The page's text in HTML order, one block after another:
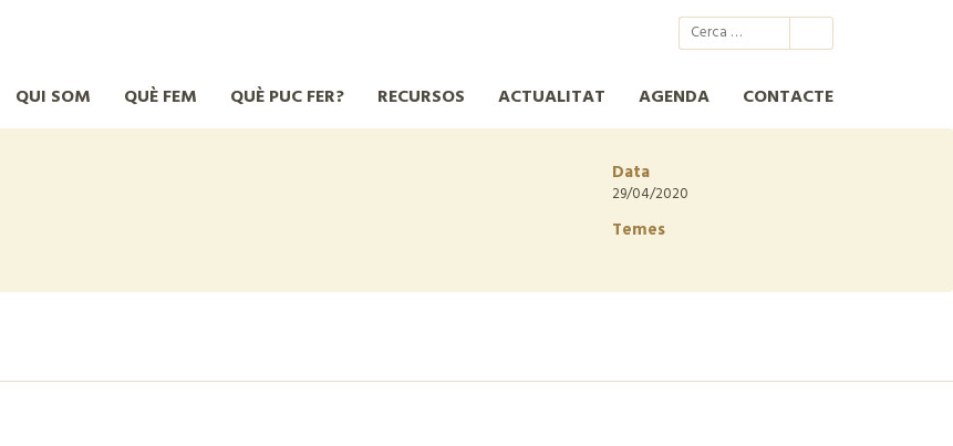
Xarxa per a la Conservació de la Natura
QUI SOM QUÈ FEM QUÈ PUC FER? RECURSOS ACTUALITAT AGENDA CONTACTE
Data
29/04/2020
Temes